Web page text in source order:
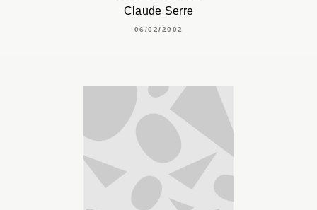
Claude Serre
06/02/2002